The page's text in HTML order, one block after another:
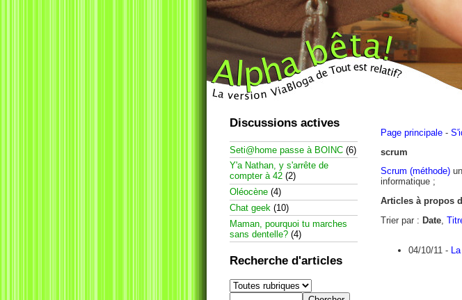
Page principale -
scrum
Scrum (méthode)
informatique ;
Articles à propos
Trier par : Date
04/10/11 -
Discussions actives
Seti@home passe à BOINC (6)
Y'a Nathan, y s'arrête de
compter à 42 (2)
Oléocène (4)
Chat geek (10)
Maman, pourquoi tu marches
sans dentelle? (4)
Recherche d'articles